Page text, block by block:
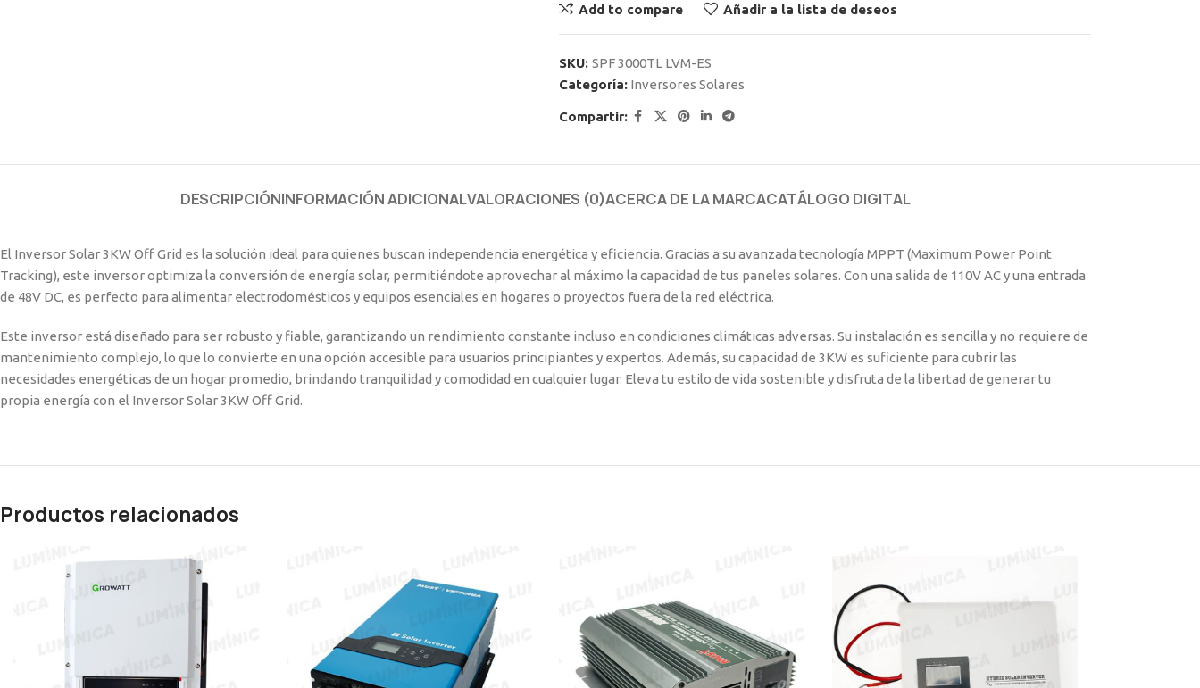
Add to compare Añadir a la lista de deseos
SKU: SPF 3000TL LVM-ES
Categoría: Inversores Solares
Compartir:
DESCRIPCIÓNINFORMACIÓN ADICIONALVALORACIONES (0)ACERCA DE LA MARCACATÁLOGO DIGITAL
El Inversor Solar 3KW Off Grid es la solución ideal para quienes buscan independencia energética y eficiencia. Gracias a su avanzada tecnología MPPT (Maximum Power Point
Tracking), este inversor optimiza la conversión de energía solar, permitiéndote aprovechar al máximo la capacidad de tus paneles solares. Con una salida de 110V AC y una entrada
de 48V DC, es perfecto para alimentar electrodomésticos y equipos esenciales en hogares o proyectos fuera de la red eléctrica.
Este inversor está diseñado para ser robusto y fiable, garantizando un rendimiento constante incluso en condiciones climáticas adversas. Su instalación es sencilla y no requiere de
mantenimiento complejo, lo que lo convierte en una opción accesible para usuarios principiantes y expertos. Además, su capacidad de 3KW es suficiente para cubrir las
necesidades energéticas de un hogar promedio, brindando tranquilidad y comodidad en cualquier lugar. Eleva tu estilo de vida sostenible y disfruta de la libertad de generar tu
propia energía con el Inversor Solar 3KW Off Grid.
Productos relacionados